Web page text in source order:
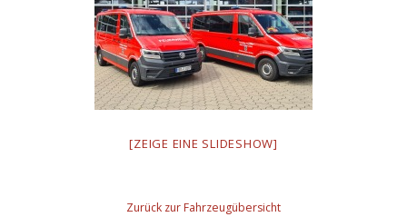
[ZEIGE EINE SLIDESHOW]
Zurück zur Fahrzeugübersicht